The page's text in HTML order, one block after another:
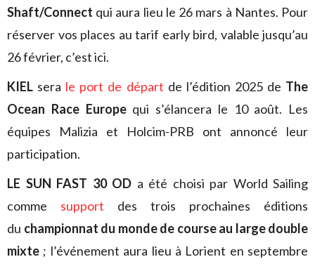
Shaft/Connect qui aura lieu le 26 mars à Nantes. Pour
réserver vos places au tarif early bird, valable jusqu’au
26 février, c’est ici.
KIEL sera le port de départ de l’édition 2025 de The
Ocean Race Europequi s’élancera le 10 août. Les
équipes Malizia et Holcim-PRB ont annoncé leur
participation.
LE SUN FAST 30 OD a été choisi par World Sailing
comme support des trois prochaines éditions
du championnat du monde de course au large double
mixte ; l’événement aura lieu à Lorient en septembre